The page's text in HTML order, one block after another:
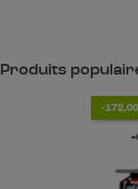
Produits
-